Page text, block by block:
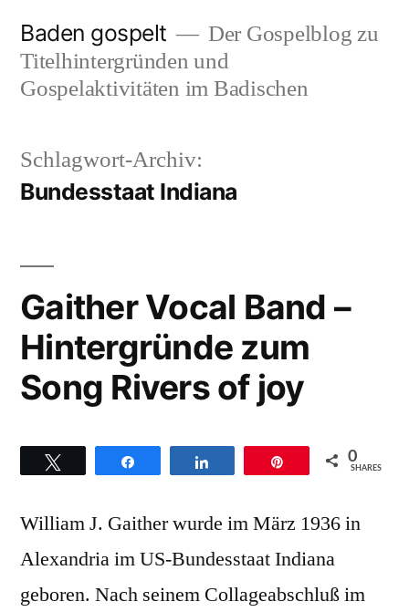
Inhalt
springen
Baden gospelt
Der Gospelblog zu
Titelhintergründen und
Gospelaktivitäten im Badischen
Schlagwort-Archiv:
Bundesstaat Indiana
Gaither Vocal Band –
Hintergründe zum
Song Rivers of joy
0
SHARES
William J. Gaither wurde im März 1936 in
Alexandria im US-Bundesstaat Indiana
geboren. Nach seinem Collageabschluß im